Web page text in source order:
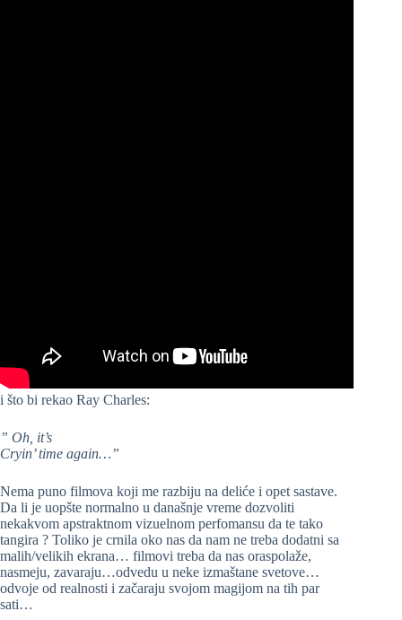
i što bi rekao Ray Charles:
” Oh, it’s
Cryin’ time again…”
Nema puno filmova koji me razbiju na deliće i opet sastave.
Da li je uopšte normalno u današnje vreme dozvoliti
nekakvom apstraktnom vizuelnom perfomansu da te tako
tangira ? Toliko je crnila oko nas da nam ne treba dodatni sa
malih/velikih ekrana… filmovi treba da nas oraspolaže,
nasmeju, zavaraju…odvedu u neke izmaštane svetove…
odvoje od realnosti i začaraju svojom magijom na tih par
sati…